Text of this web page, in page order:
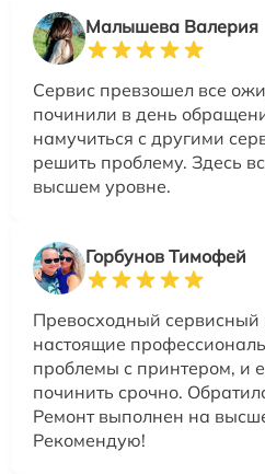
Малышева Валерия
Сервис превзошел все
починили в день
намучиться с другими
решить проблему. Здесь
высшем уровне.
Горбунов Тимофей
Превосходный сервисный
настоящие
проблемы с принтером, и
починить срочно.
Ремонт выполнен на
Рекомендую!